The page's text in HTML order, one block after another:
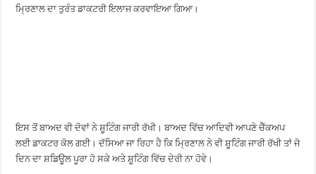
ਮ੍ਰਿਣਾਲ ਦਾ ਤੁਰੰਤ ਡਾਕਟਰੀ ਇਲਾਜ ਕਰਵਾਇਆ ਗਿਆ।
ਇਸ ਤੋਂ ਬਾਅਦ ਵੀ ਦੋਵਾਂ ਨੇ ਸ਼ੂਟਿੰਗ ਜਾਰੀ ਰੱਖੀ। ਬਾਅਦ ਵਿੱਚ ਆਦਿਵੀ ਆਪਣੇ ਚੈੱਕਅਪ
ਲਈ ਡਾਕਟਰ ਕੋਲ ਗਈ। ਦੱਸਿਆ ਜਾ ਰਿਹਾ ਹੈ ਕਿ ਮ੍ਰਿਣਾਲ ਨੇ ਵੀ ਸ਼ੂਟਿੰਗ ਜਾਰੀ ਰੱਖੀ ਤਾਂ ਜੋ
ਦਿਨ ਦਾ ਸ਼ਡਿਊਲ ਪੂਰਾ ਹੋ ਸਕੇ ਅਤੇ ਸ਼ੂਟਿੰਗ ਵਿੱਚ ਦੇਰੀ ਨਾ ਹੋਵੇ।